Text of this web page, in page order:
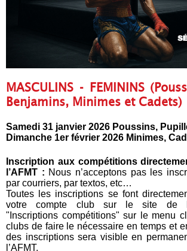
MASCULINS - FEMININS
Benjamins, Minimes et Cadets)
Samedi 31 janvier 2026 Poussins,
Dimanche 1er février 2026 Minimes,
Inscription aux compétitions
l’AFMT : Nous n’acceptons pas les
par courriers, par textos, etc…
Toutes les inscriptions se font
votre compte club sur le site de
"Inscriptions compétitions" sur le menu
clubs de faire le nécessaire en temps et
des inscriptions sera visible en
l’AFMT.